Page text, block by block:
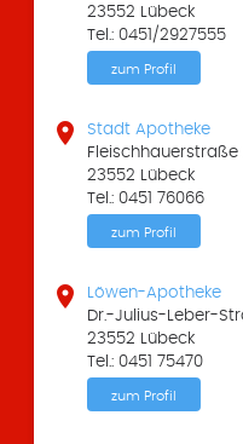
23552 Lübeck
Tel.: 0451/2927555
zum Profil

Stadt Apotheke
Fleischhauerstraße
23552 Lübeck
Tel.: 0451 76066
zum Profil

Löwen-Apotheke
Dr.-Julius-Leber-
23552 Lübeck
Tel.: 0451 75470
zum Profil